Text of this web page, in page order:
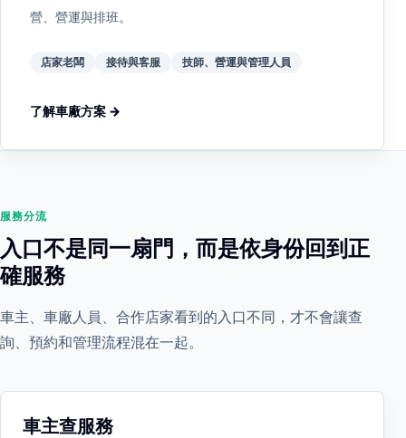
營、營運與排班。
店家老闆 接待與客服 技師、營運與管理人員
了解車廠方案 →
服務分流
入口不是同一扇門，而是依身份回到正
確服務
車主、車廠人員、合作店家看到的入口不同，才不會讓查
詢、預約和管理流程混在一起。
車主查服務